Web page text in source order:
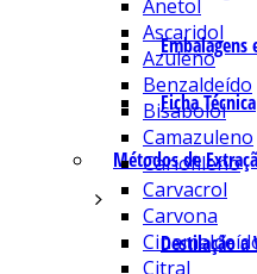
Embalagens
Ficha Técnica
Métodos de
Destilação a
Anetol
Ascaridol
Azuleno
Benzaldeído
Bisabolol
Camazuleno
Cariofileno
Carvacrol
Carvona
Citral